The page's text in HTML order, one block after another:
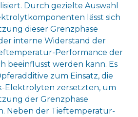
Durch gezielte Auswahl
lässt sich
dieser Grenzphase
interne Widerstand der
Performance der
beeinflusst werden kann. Es
zum Einsatz, die
Elektrolyten zersetzten, um
der Grenzphase
Neben der Tieftemperatur-